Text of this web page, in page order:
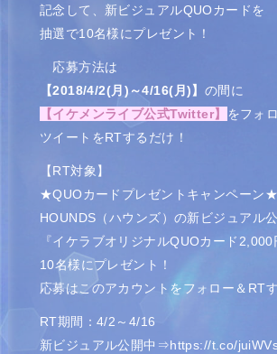
記念して、新ビジュアルQUOカードを
抽選で10名様にプレゼント！
応募方法は
【2018/4/2(月)～4/16(月)】 の間に
【イケメンライブ公式Twitter】 をフォ
ツイート をRTするだけ！
【RT対象】
★QUOカードプレゼントキャンペーン★
HOUNDS（ハウンズ）の新ビジュアル公
『イケラブオリジナルQUOカード
10名様にプレゼント！
応募はこのアカウントをフォロー＆RT
RT期間：4/2～4/16
新ビジュアル公開中⇒https://t.co/